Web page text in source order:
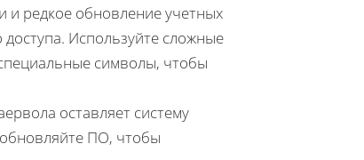
и редкое обновление учетных
Используйте сложные
символы, чтобы
оставляет систему
ПО, чтобы